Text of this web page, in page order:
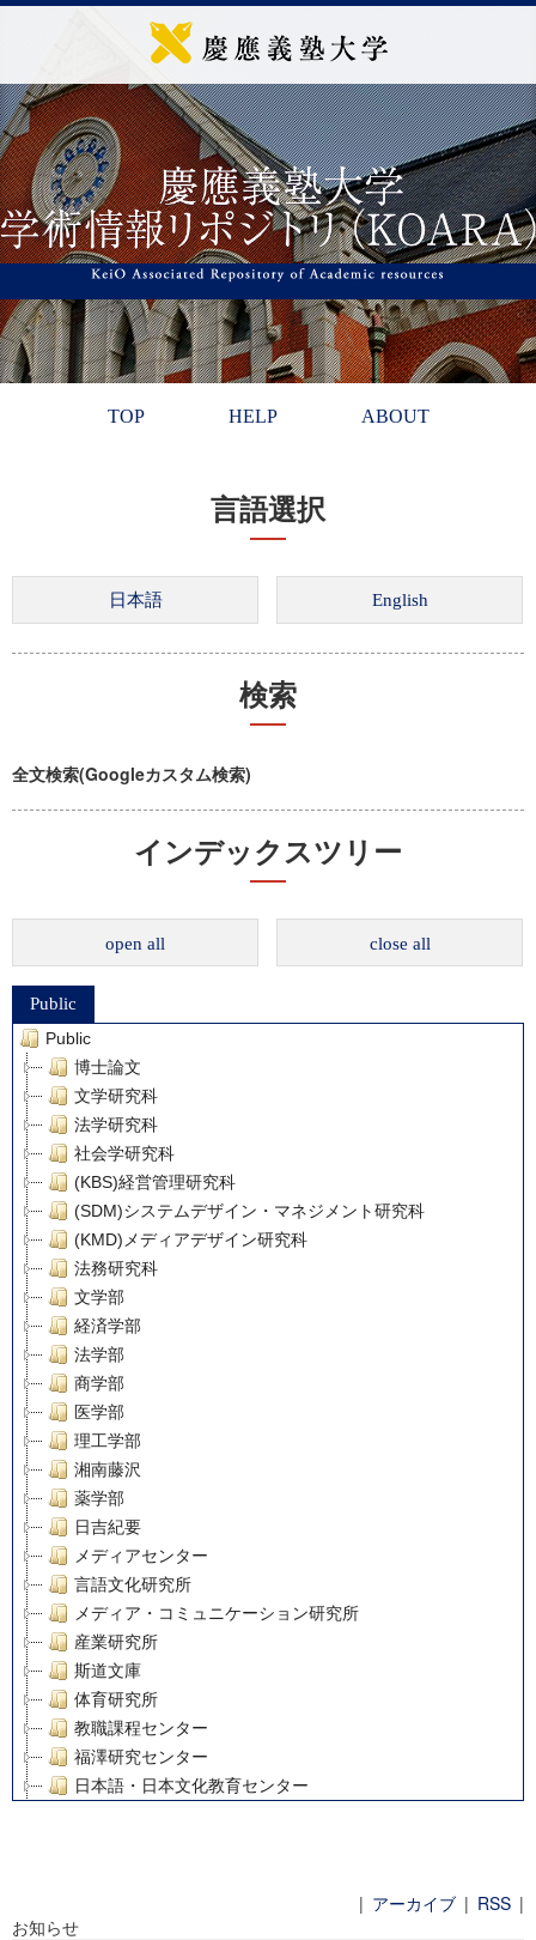
TOP HELP ABOUT
言語選択
検索
全文検索(Googleカスタム検索)
インデックスツリー
open all close all
Public
Public
博士論文
文学研究科
法学研究科
社会学研究科
(KBS)経営管理研究科
(SDM)システムデザイン・マネジメント研究科
(KMD)メディアデザイン研究科
法務研究科
文学部
経済学部
法学部
商学部
医学部
理工学部
湘南藤沢
薬学部
日吉紀要
メディアセンター
言語文化研究所
メディア・コミュニケーション研究所
産業研究所
斯道文庫
体育研究所
教職課程センター
福澤研究センター
日本語・日本文化教育センター
グローバルリサーチインスティテュート
塾内助成報告書
| アーカイブ | RSS |
お知らせ